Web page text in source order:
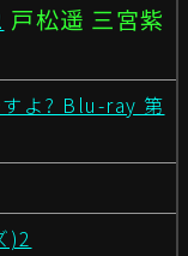
戸松遥 三宮紫
よ? Blu-ray 第
)2